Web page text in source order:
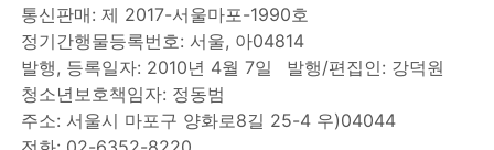
통신판매: 제 2017-서울마포-1990호
정기간행물등록번호: 서울, 아04814
발행, 등록일자: 2010년 4월 7일
발행/편집인: 강덕원
청소년보호책임자: 정동범
주소: 서울시 마포구 양화로8길 25-4 우)04044